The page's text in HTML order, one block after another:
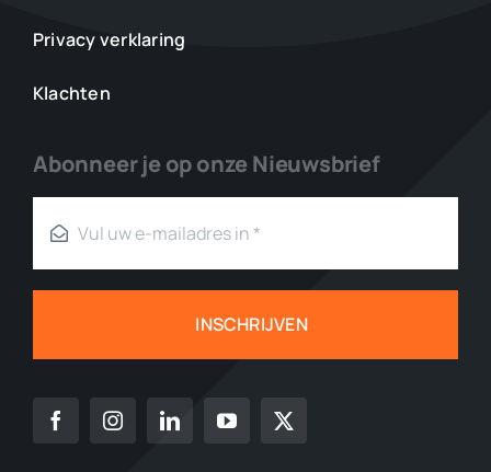
Privacy verklaring
Klachten
Abonneer je op onze Nieuwsbrief
INSCHRIJVEN